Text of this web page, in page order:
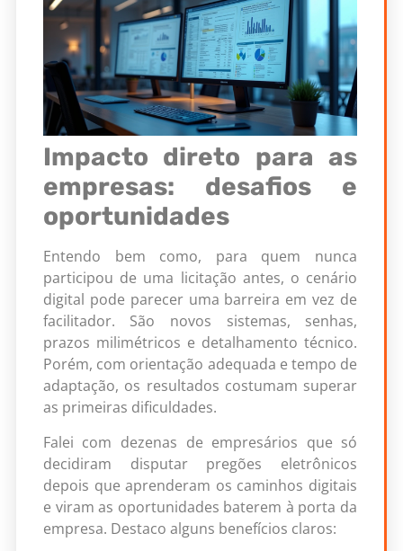
Impacto direto para as
empresas: desafios e
oportunidades
Entendo bem como, para quem nunca
participou de uma licitação antes, o cenário
digital pode parecer uma barreira em vez de
facilitador. São novos sistemas, senhas,
prazos milimétricos e detalhamento técnico.
Porém, com orientação adequada e tempo de
adaptação, os resultados costumam superar
as primeiras dificuldades.
Falei com dezenas de empresários que só
decidiram disputar pregões eletrônicos
depois que aprenderam os caminhos digitais
e viram as oportunidades baterem à porta da
empresa. Destaco alguns benefícios claros: